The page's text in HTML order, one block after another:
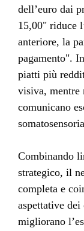
dell’euro dai
15,00" riduce
anteriore, la
pagamento".
piatti più
visiva, mentre
comunicano
Combinando
strategico, il
completa e
aspettative
migliorano